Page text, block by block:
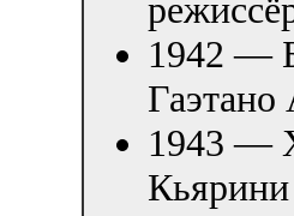
1942 —
Гаэтано
1943 —
Кьярини